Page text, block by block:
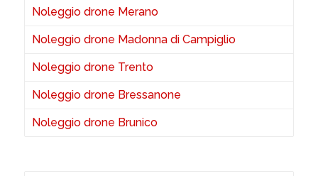
Noleggio drone Merano
Noleggio drone Madonna di Campiglio
Noleggio drone Trento
Noleggio drone Bressanone
Noleggio drone Brunico